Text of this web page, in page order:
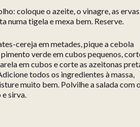
coloque o azeite, o vinagre, as
numa tigela e mexa bem. Reserve.
cereja em metades, pique a cebola
verde em cubos pequenos,
em cubos e corte as azeitonas
todos os ingredientes à massa,
muito bem. Polvilhe a salada com
sirva.